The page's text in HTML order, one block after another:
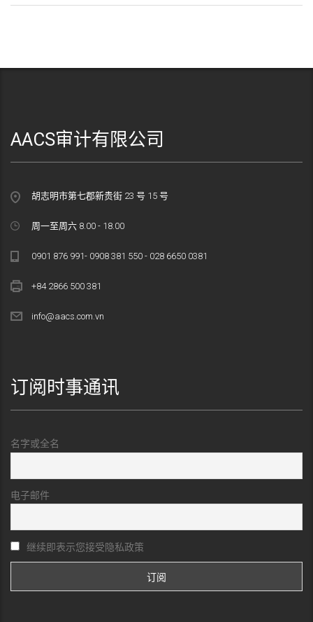
AACS审计有限公司
胡志明市第七郡新贵街 23 号 15 号
周一至周六 8.00 - 18.00
0901 876 991- 0908 381 550 - 028 6650 0381
+84 2866 500 381
info@aacs.com.vn
订阅时事通讯
名字或全名
电子邮件
继续即表示您接受隐私政策